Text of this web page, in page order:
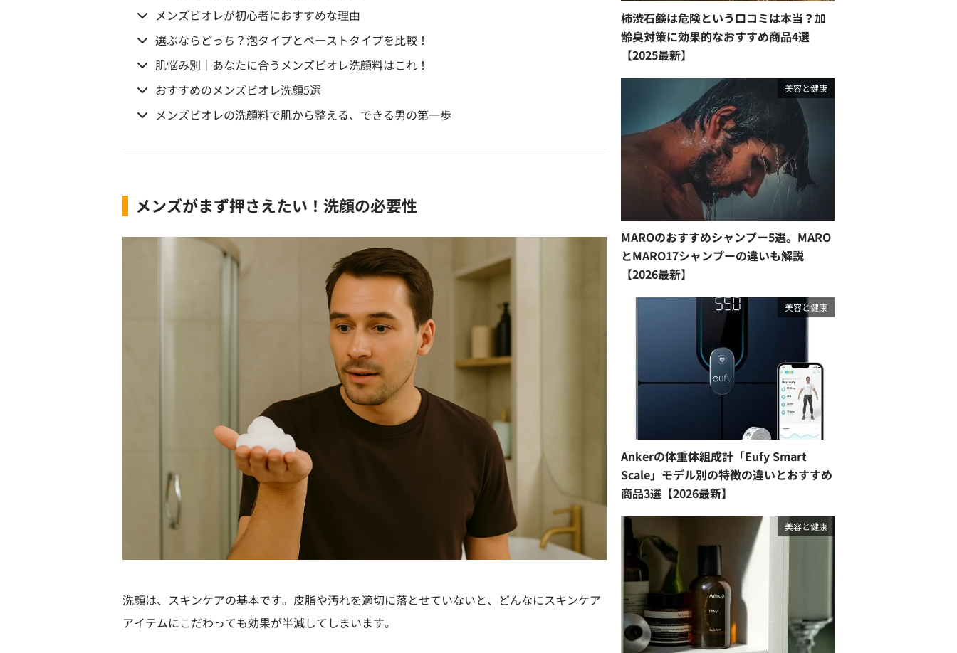
メンズビオレが初心者におすすめな理由
選ぶならどっち？泡タイプとペーストタイプを比較！
肌悩み別｜あなたに合うメンズビオレ洗顔料はこれ！
おすすめのメンズビオレ洗顔5選
メンズビオレの洗顔料で肌から整える、できる男の第一歩
メンズがまず押さえたい！洗顔の必要性
洗顔は、スキンケアの基本です。皮脂や汚れを適切に落とせていないと、どんなにスキンケア
アイテムにこだわっても効果が半減してしまいます。
柿渋石鹸は危険という口コミは本当？加
齢臭対策に効果的なおすすめ商品4選
【2025最新】
美容と健康
MAROのおすすめシャンプー5選。MARO
とMARO17シャンプーの違いも解説
【2026最新】
美容と健康
Ankerの体重体組成計「Eufy Smart
Scale」モデル別の特徴の違いとおすすめ
商品3選【2026最新】
美容と健康